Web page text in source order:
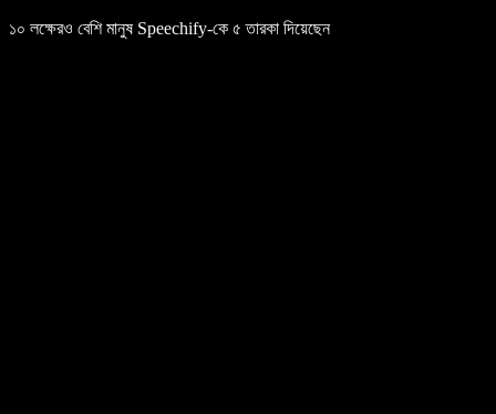
১০ লক্ষেরও বেশি মানুষ Speechify-কে ৫ তারকা দিয়েছেন